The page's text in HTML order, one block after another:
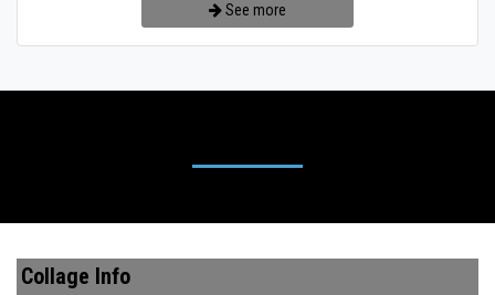
See more
Collage Info